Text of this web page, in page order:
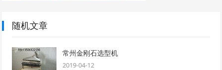
随机文章
常州金刚石选型机
2019-04-12